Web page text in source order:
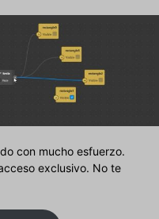
con mucho esfuerzo.
exclusivo. No te